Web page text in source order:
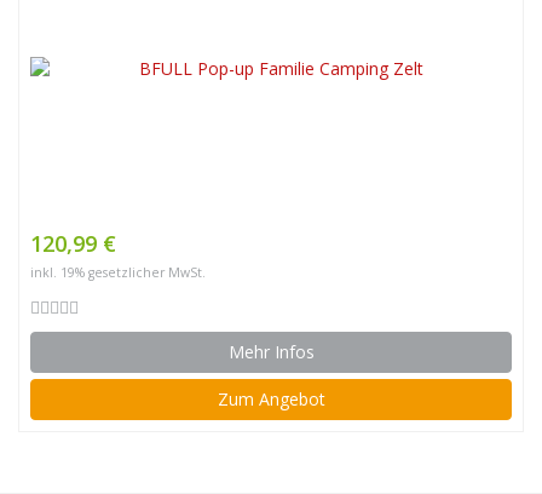
120,99 €
inkl. 19% gesetzlicher MwSt.
Mehr Infos
Zum Angebot